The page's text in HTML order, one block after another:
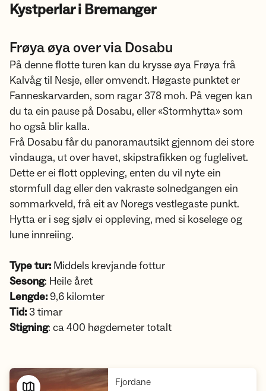
Kystperlar i Bremanger
Frøya øya over via Dosabu
På denne flotte turen kan du krysse øya Frøya frå
Kalvåg til Nesje, eller omvendt. Høgaste punktet er
Fanneskarvarden, som ragar 378 moh. På vegen kan
du ta ein pause på Dosabu, eller «Stormhytta» som
ho også blir kalla.
Frå Dosabu får du panoramautsikt gjennom dei store
vindauga, ut over havet, skipstrafikken og fuglelivet.
Dette er ei flott oppleving, enten du vil nyte ein
stormfull dag eller den vakraste solnedgangen ein
sommarkveld, frå eit av Noregs vestlegaste punkt.
Hytta er i seg sjølv ei oppleving, med si koselege og
lune innreiing.
Type tur: Middels krevjande fottur
Sesong: Heile året
Lengde: 9,6 kilomter
Tid:3 timar
Stigning: ca 400 høgdemeter totalt
Fjordane,